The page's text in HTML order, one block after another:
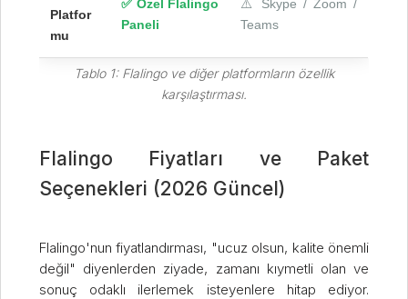
Platfor
mu
✅ Özel Flalingo
Paneli
⚠️ Skype / Zoom /
Teams
Tablo 1: Flalingo ve diğer platformların özellik
karşılaştırması.
Flalingo Fiyatları ve Paket
Seçenekleri (2026 Güncel)
Flalingo'nun fiyatlandırması, "ucuz olsun, kalite önemli
değil" diyenlerden ziyade, zamanı kıymetli olan ve
sonuç odaklı ilerlemek isteyenlere hitap ediyor.